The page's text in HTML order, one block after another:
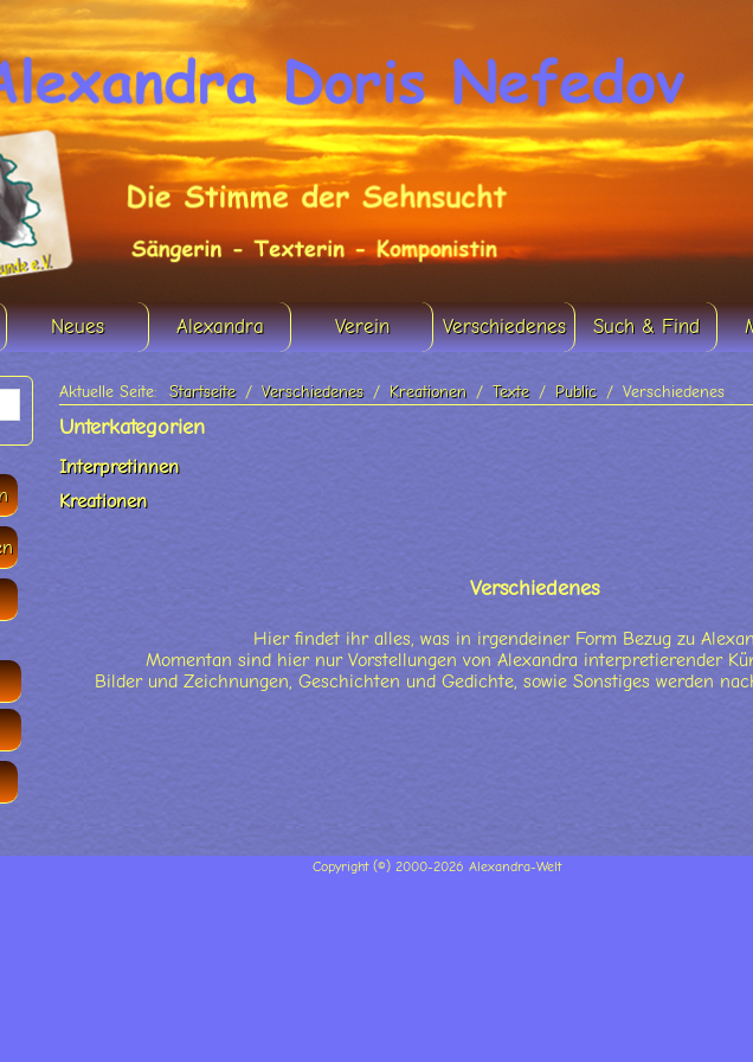
Neues Alexandra Verein Verschiedenes Such & Find
Aktuelle Seite: Startseite Verschiedenes Kreationen Texte Public Verschiedenes
Unterkategorien
Interpretinnen
Kreationen
Verschiedenes
Hier findet ihr alles, was in irgendeiner Form Bezug zu
Momentan sind hier nur Vorstellungen von Alexandra interpretierender
Bilder und Zeichnungen, Geschichten und Gedichte, sowie Sonstiges werden
Copyright (©) 2000-2026 Alexandra-Welt